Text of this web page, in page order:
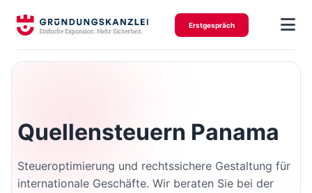
Erstgespräch
Quellensteuern Panama
Steueroptimierung und rechtssichere Gestaltung für
internationale Geschäfte. Wir beraten Sie bei der